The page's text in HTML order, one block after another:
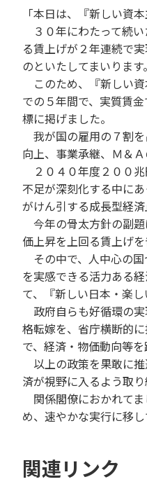
「本日は、『新しい資
３０年にわたって続
る賃上げが２年連続で
のといたしてまいります。
このため、『新しい
での５年間で、実質賃
標に掲げました。
我が国の雇用の７割
向上、事業承継、Ｍ＆
２０４０年度２００
不足が深刻化する中に
がけん引する成長型経済
今年の骨太方針の副
価上昇を上回る賃上げ
その中で、人中心の
を実感できる活力ある
て、『新しい日本・楽
政府自らも好循環の
格転嫁を、省庁横断的
で、経済・物価動向等
以上の政策を果敢に
済が視野に入るよう取り
関係閣僚におかれて
め、速やかな実行に移
関連リンク